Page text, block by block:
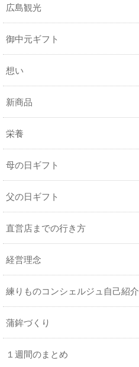
広島観光
御中元ギフト
想い
新商品
栄養
母の日ギフト
父の日ギフト
直営店までの行き方
経営理念
練りものコンシェルジュ自己紹介
蒲鉾づくり
１週間のまとめ